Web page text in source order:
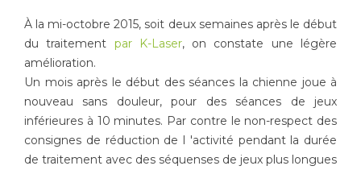
À la mi-octobre 2015, soit deux semaines après le début
du traitement par K-Laser, on constate une légère
amélioration.
Un mois après le début des séances la chienne joue à
nouveau sans douleur, pour des séances de jeux
inférieures à 10 minutes. Par contre le non-respect des
consignes de réduction de l 'activité pendant la durée
de traitement avec des séquenses de jeux plus longues